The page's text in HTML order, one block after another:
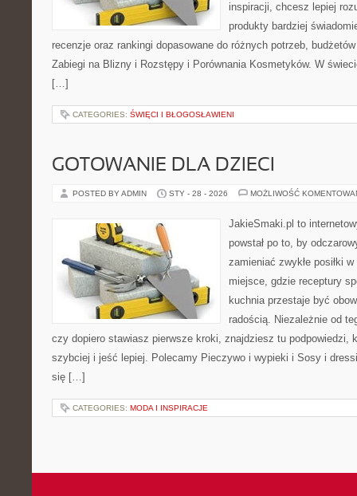
inspiracji, chcesz lepiej
produkty bardziej
recenzje oraz rankingi dopasowane do różnych potrzeb,
Zabiegi na Blizny i Rozstępy i Porównania Kosmetyków. W
[…]
CATEGORIES: ŚWIĘCI I BŁOGOSŁAWIENI
GOTOWANIE DLA DZIECI
POSTED BY ADMIN STY - 28 - 2026 MOŻLIWOŚĆ
JakieSmaki.pl to
powstał po to, by
zamieniać zwykłe posiłki
miejsce, gdzie receptury
kuchnia przestaje być
radością. Niezależnie od
czy dopiero stawiasz pierwsze kroki, znajdziesz tu podpowiedzi,
szybciej i jeść lepiej. Polecamy Pieczywo i wypieki i Sosy i
się […]
CATEGORIES: MODA I INSPIRACJE